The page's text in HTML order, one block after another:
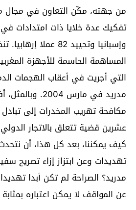
من جهته، مكّن التعاون في مجال
تفكيك عدة خلايا ذات امتدادات
وإسبانيا وتحييد 82
المساهمة الحاسمة للأجهزة
التي أجريت في أعقاب الهجمات
مدريد في مارس
مكافحة تهريب المخدرات إلى
عشرين قضية تتعلق بالاتجار
كيف يمكننا، بعد كل هذا، أن
تهديدات وعن ابتزاز إزاء تصريح
مدريد؟ الصراحة لم تكن أبدا
عن المواقف لا يمكن اعتباره بمثابة